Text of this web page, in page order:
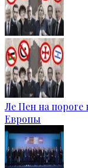
Ле Пен на пороге
Европы